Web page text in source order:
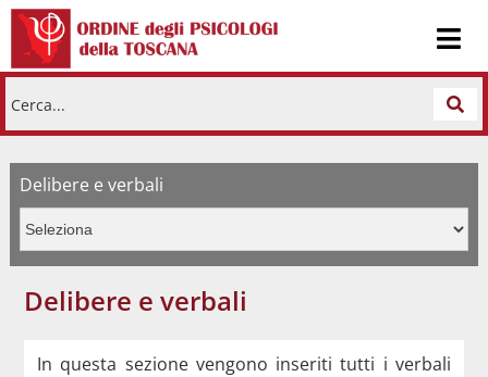
Cerca...
Delibere e verbali
Delibere e verbali
In questa sezione vengono inseriti tutti i verbali